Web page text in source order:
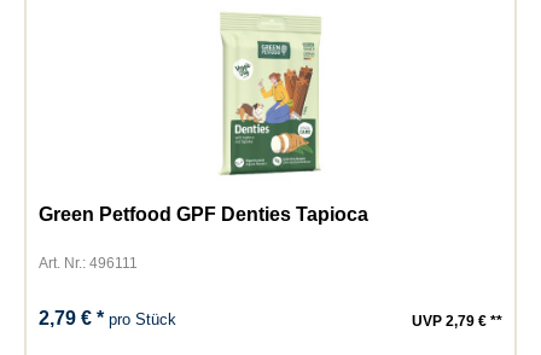
Green Petfood GPF Denties Tapioca
Art. Nr.: 496111
2,79 € *pro Stück UVP 2,79 € **